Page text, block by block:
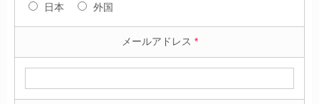
日本 外国
メールアドレス *